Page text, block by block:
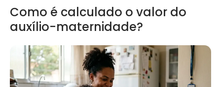
Como é calculado o valor do
auxílio-maternidade?